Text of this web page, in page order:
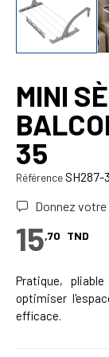
MINI
35
RéférenceSH287-
Donnez votre
15,70 TND
Pratique,
optimiser
efficace.